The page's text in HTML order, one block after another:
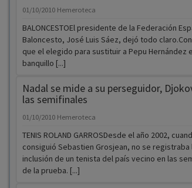
01/10/2010 Hemeroteca
BALONCESTOEl presidente de la Federación
Baloncesto, José Luis Sáez, dejó todo
que el elegido para sustituir a Pepu Hernández
banquillo [...]
Nadal se mide a su perseguidor,
las semifinales
01/10/2010 Hemeroteca
TENIS ROLAND GARROSDesde el año 2002,
consiguió Sebastien Grosjean, no se registraba
inclusión de un tenista del país vecino en las
de la prueba. [...]